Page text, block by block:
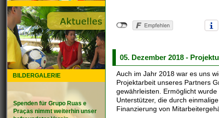
BILDERGALERIE
Spenden für Grupo Ruas e
Praças nimmt weiterhin unser
05. Dezember 2018 -
Auch im Jahr 2018 war es uns
Projektarbeit unseres Partners
gewährleisten. Ermöglicht
Unterstützer, die durch
Finanzierung von